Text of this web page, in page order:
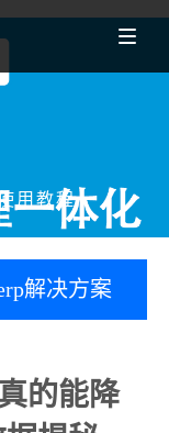
用教程
解决方案
的能降